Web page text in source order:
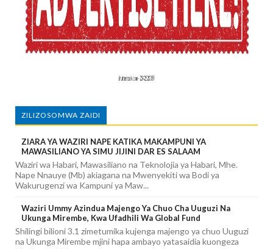
ZILIZOSOMWA ZAIDI
ZIARA YA WAZIRI NAPE KATIKA MAKAMPUNI YA
MAWASILIANO YA SIMU JIJINI DAR ES SALAAM
Waziri wa Habari, Mawasiliano na Teknolojia ya Habari, Mhe.
Nape Nnauye (Mb) akiagana na Mwenyekiti wa Bodi ya
Wakurugenzi wa Kampuni ya Maw...
Waziri Ummy Azindua Majengo Ya Chuo Cha Uuguzi Na
Ukunga Mirembe, Kwa Ufadhili Wa Global Fund
Shilingi bilioni 3.1 zimetumika kujenga majengo ya chuo Uuguzi
na Ukunga Mirembe mjini hapa ambayo yatasaidia kuongeza